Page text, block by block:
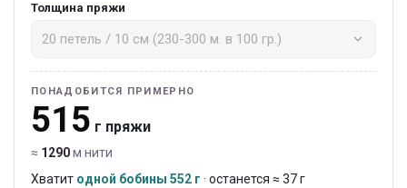
Толщина пряжи
ПОНАДОБИТСЯ ПРИМЕРНО
515 г пряжи
≈ 1290м нити
Хватит одной бобины 552 г · останется ≈ 37 г